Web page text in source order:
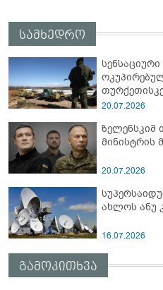
სამხედრო
სამიტი
20.07.2026
ზელენსკიმ
მინისტრის
20.07.2026
16.07.2026
გამოკითხვა